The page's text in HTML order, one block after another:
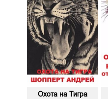
Охота на Тигра